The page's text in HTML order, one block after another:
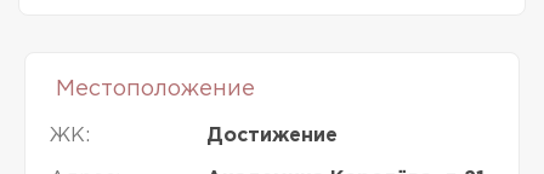
Местоположение
ЖК: Достижение